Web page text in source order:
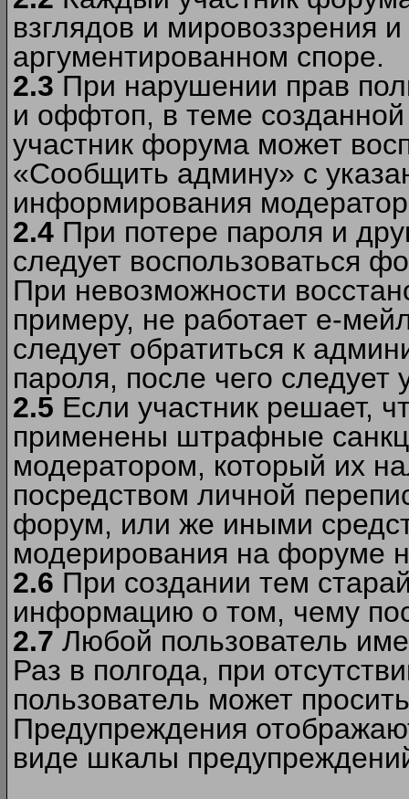
взглядов и мировоззрения
аргументированном споре.
2.3 При нарушении прав
и оффтоп, в теме
участник форума может
«Сообщить админу» с
информирования
2.4 При потере пароля и
следует воспользоваться
При невозможности
примеру, не работает е-
следует обратиться к
пароля, после чего следует
2.5 Если участник решает,
применены штрафные
модератором, который их
посредством личной
форум, или же иными
модерирования на форуме
2.6 При создании тем
информацию о том, чему
2.7 Любой пользователь
Раз в полгода, при
пользователь может
Предупреждения
виде шкалы